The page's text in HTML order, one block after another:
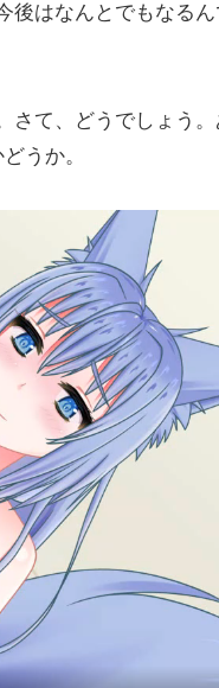
後はなんとでもなるん
て、どうでしょう。
うか。